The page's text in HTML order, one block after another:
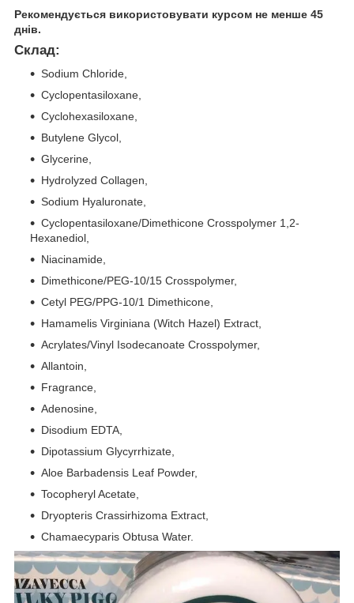
Рекомендується використовувати курсом не менше 45
днів.
Склад:
Sodium Chloride,
Cyclopentasiloxane,
Cyclohexasiloxane,
Butylene Glycol,
Glycerine,
Hydrolyzed Collagen,
Sodium Hyaluronate,
Cyclopentasiloxane/Dimethicone Crosspolymer 1,2-
Hexanediol,
Niacinamide,
Dimethicone/PEG-10/15 Crosspolymer,
Cetyl PEG/PPG-10/1 Dimethicone,
Hamamelis Virginiana (Witch Hazel) Extract,
Acrylates/Vinyl Isodecanoate Crosspolymer,
Allantoin,
Fragrance,
Adenosine,
Disodium EDTA,
Dipotassium Glycyrrhizate,
Aloe Barbadensis Leaf Powder,
Tocopheryl Acetate,
Dryopteris Crassirhizoma Extract,
Chamaecyparis Obtusa Water.